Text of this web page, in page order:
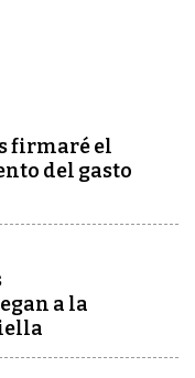
firmaré el
del gasto
a la